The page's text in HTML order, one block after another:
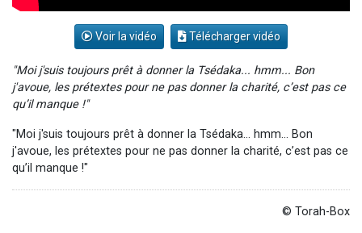
Voir la vidéo Télécharger vidéo
"Moi j'suis toujours prêt à donner la Tsédaka... hmm... Bon
j'avoue, les prétextes pour ne pas donner la charité, c’est pas ce
qu’il manque !"
"Moi j'suis toujours prêt à donner la Tsédaka... hmm... Bon
j'avoue, les prétextes pour ne pas donner la charité, c’est pas ce
qu’il manque !"
© Torah-Box